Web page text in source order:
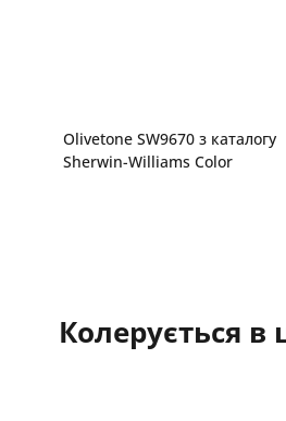
Olivetone SW9670 з каталогу
Sherwin-Williams Color
Колерується в